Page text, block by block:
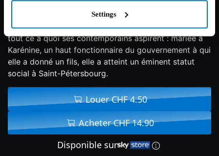
Settings
Russie, 1874, la belle et ardente Anna Karénine jouit de
tout ce à quoi ses contemporains aspirent : mariée à
Karénine, un haut fonctionnaire du gouvernement à qui
elle a donné un fils, elle a atteint un éminent statut
social à Saint-Pétersbourg.
Louer CHF 4.50
Acheter CHF 14.90
Disponible sur